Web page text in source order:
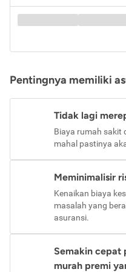
Pentingnya memiliki
Tidak lagi
Biaya rumah sakit
mahal pastinya
Meminimalisir
Kenaikan biaya
masalah yang
asuransi.
Semakin cepat
murah premi